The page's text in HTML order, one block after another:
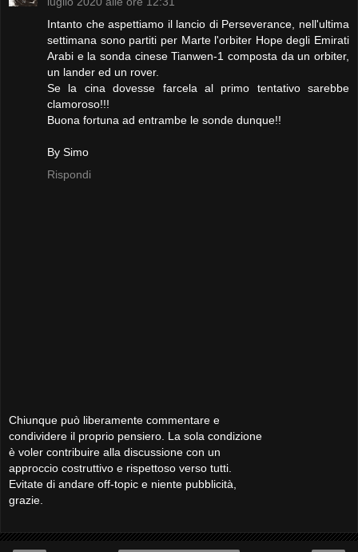
Intanto che aspettiamo il lancio di Perseverance, nell'ultima
settimana sono partiti per Marte l'orbiter Hope degli Emirati
Arabi e la sonda cinese Tianwen-1 composta da un orbiter,
un lander ed un rover.
Se la cina dovesse farcela al primo tentativo sarebbe
clamoroso!!!
Buona fortuna ad entrambe le sonde dunque!!
By Simo
Rispondi
Chiunque può liberamente commentare e
condividere il proprio pensiero. La sola condizione
è voler contribuire alla discussione con un
approccio costruttivo e rispettoso verso tutti.
Evitate di andare off-topic e niente pubblicità,
grazie.